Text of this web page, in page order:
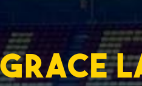
GRACE